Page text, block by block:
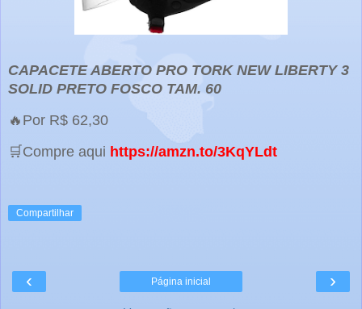
CAPACETE ABERTO PRO TORK NEW LIBERTY 3
SOLID PRETO FOSCO TAM. 60
🔥Por R$ 62,30
🛒Compre aqui https://amzn.to/3KqYLdt
Compartilhar
‹ ›
Página inicial